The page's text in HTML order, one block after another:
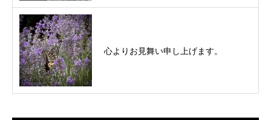
心よりお見舞い申し上げます。